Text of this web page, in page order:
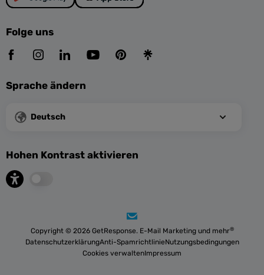
Folge uns
Sprache ändern
Deutsch
Hohen Kontrast aktivieren
Copyright © 2026 GetResponse. E-Mail Marketing und mehr®
DatenschutzerklärungAnti-SpamrichtlinieNutzungsbedingungen
Cookies verwaltenImpressum